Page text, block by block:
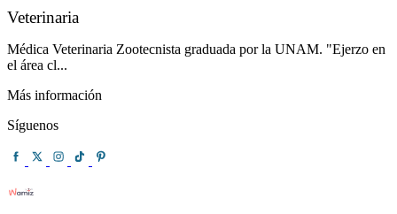
Veterinaria
Médica Veterinaria Zootecnista graduada por la UNAM. "Ejerzo en
el área cl...
Más información
Síguenos